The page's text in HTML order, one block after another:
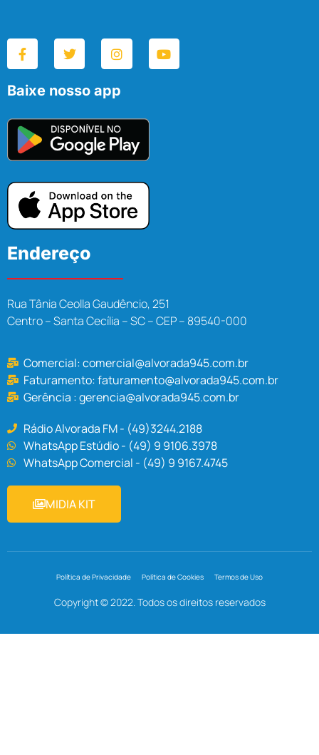
Baixe nosso app
Endereço
Rua Tânia Ceolla Gaudêncio, 251
Centro – Santa Cecília – SC – CEP – 89540-000
Comercial:comercial@alvorada945.com.br
Faturamento:faturamento@alvorada945.com.br
Gerência :gerencia@alvorada945.com.br
Rádio Alvorada FM - (49)3244.2188
WhatsApp Estúdio - (49) 9 9106.3978
WhatsApp Comercial - (49) 9 9167.4745
MIDIA KIT
Política de Privacidade Política de Cookies Termos de Uso
Copyright © 2022. Todos os direitos reservados